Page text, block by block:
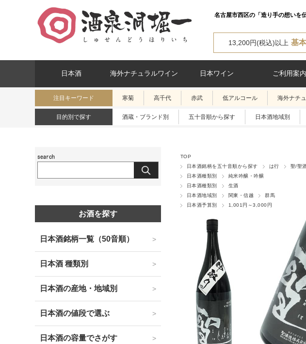
名古屋市西区の「造り手の想いを
13,200円(税込)以上 基
日本酒 海外ナチュラルワイン 日本ワイン ご利用案内
注目キーワード 寒菊 高千代 赤武 低アルコール 海外ナチ
目的別で探す 酒蔵・ブランド別 五十音順から探す 日本酒地域別
TOP
日本酒銘柄を五十音順から探す
は行
聖/聖
日本酒種類別
純米吟醸・吟醸
日本酒種類別
生酒
日本酒地域別
関東・信越
群馬
日本酒予算別
1,001円～3,000円
お酒を探す
日本酒銘柄一覧（50音順）
日本酒 種類別
日本酒の産地・地域別
日本酒の値段で選ぶ
日本酒の容量でさがす